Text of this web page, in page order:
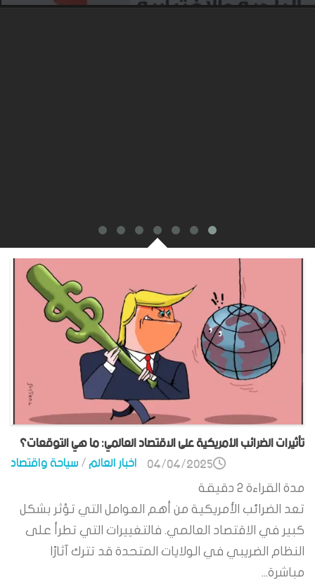
تأثيرات الضرائب الأمريكية على الاقتصاد العالمي: ما هي التوقعات؟
اخبار العالم/سياحة واقتصاد 04/04/2025
مدة القراءة 2 دقيقة
تعد الضرائب الأمريكية من أهم العوامل التي تؤثر بشكل
كبير في الاقتصاد العالمي. فالتغييرات التي تطرأ على
النظام الضريبي في الولايات المتحدة قد تترك آثارًا
مباشرة...